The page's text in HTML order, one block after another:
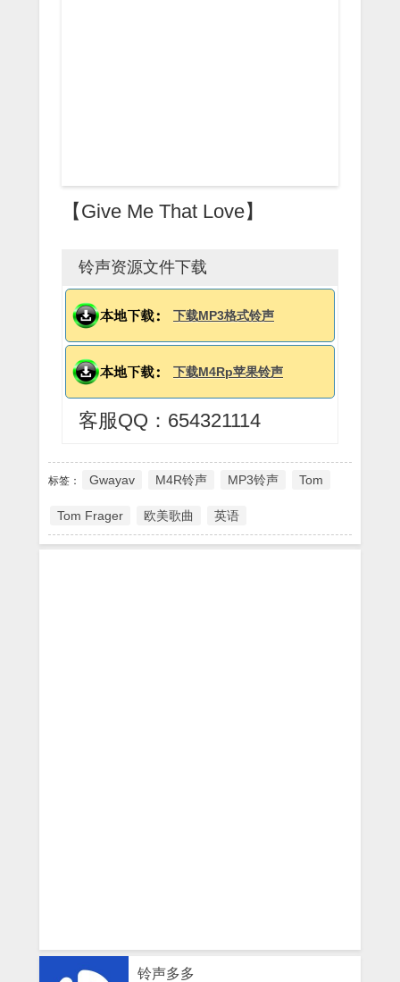
【Give Me That Love】
铃声资源文件下载
下载MP3格式铃声
下载M4Rp苹果铃声
客服QQ：654321114
标签： Gwayav M4R铃声 MP3铃声 Tom
Tom Frager 欧美歌曲 英语
铃声多多